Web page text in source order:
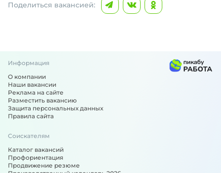
Поделиться вакансией:
Информация
О компании
Наши вакансии
Реклама на сайте
Разместить вакансию
Защита персональных данных
Правила сайта
Соискателям
Каталог вакансий
Профориентация
Продвижение резюме